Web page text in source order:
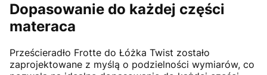
Dopasowanie do każdej części
materaca
Prześcieradło Frotte do Łóżka Twist zostało
zaprojektowane z myślą o podzielności wymiarów, co